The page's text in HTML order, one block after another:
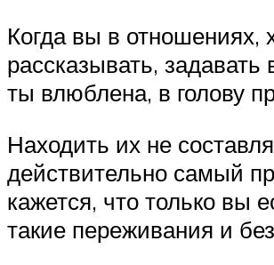
Когда вы в
рассказывать,
ты влюблена, в голову
Находить их не
действительно самый
кажется, что только вы
такие переживания и